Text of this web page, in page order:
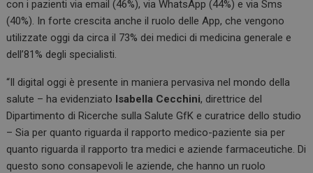
con i pazienti via email (46%), via WhatsApp (44%) e via Sms
(40%). In forte crescita anche il ruolo delle App, che vengono
utilizzate oggi da circa il 73% dei medici di medicina generale e
dell’81% degli specialisti.
“Il digital oggi è presente in maniera pervasiva nel mondo della
salute – ha evidenziato Isabella Cecchini, direttrice del
Dipartimento di Ricerche sulla Salute GfK e curatrice dello studio
– Sia per quanto riguarda il rapporto medico-paziente sia per
quanto riguarda il rapporto tra medici e aziende farmaceutiche. Di
questo sono consapevoli le aziende, che hanno un ruolo